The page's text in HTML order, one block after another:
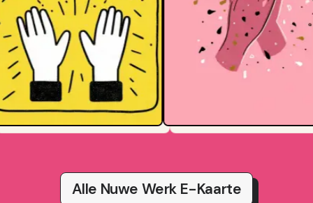
Alle Nuwe Werk E-Kaarte